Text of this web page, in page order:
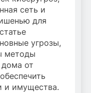
сеть и
для
угрозы,
методы
от
и имущества.